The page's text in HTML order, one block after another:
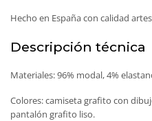
Hecho en España con calidad
Descripción técnica
Materiales: 96% modal, 4%
Colores: camiseta grafito con
pantalón grafito liso.